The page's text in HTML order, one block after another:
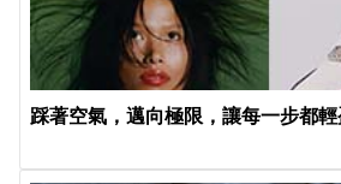
踩著空氣，邁向極限，讓每一步都輕